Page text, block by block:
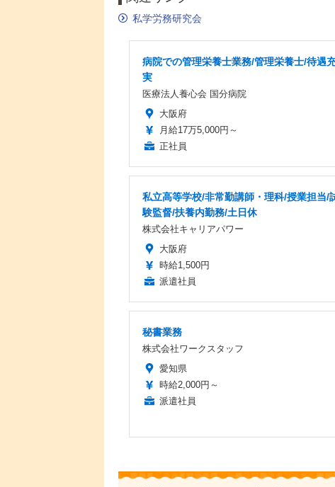
私学労務研究会
病院での管理栄養士業務/管理栄養士/待遇
実
医療法人養心会 国分病院
大阪府
月給17万5,000円～
正社員
私立高等学校/非常勤講師・理科/授業担当/
験監督/扶養内勤務/土日休
株式会社キャリアパワー
大阪府
時給1,500円
派遣社員
秘書業務
株式会社ワークスタッフ
愛知県
時給2,000円～
派遣社員